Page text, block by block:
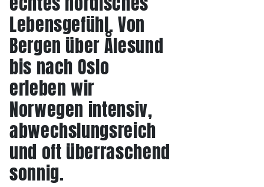
Lebensgefühl. Von
Bergen über Ålesund
bis nach Oslo
erleben wir
Norwegen intensiv,
abwechslungsreich
und oft überraschend
sonnig.